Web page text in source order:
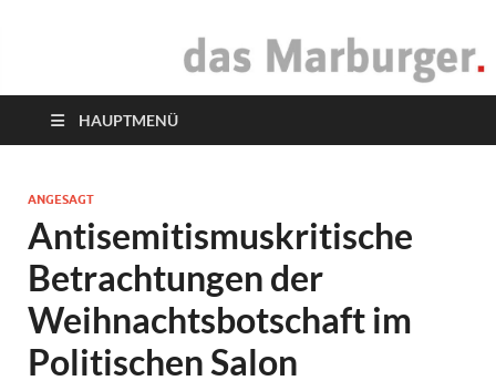
das Marburger.
HAUPTMENÜ
ANGESAGT
Antisemitismuskritische
Betrachtungen der
Weihnachtsbotschaft im
Politischen Salon